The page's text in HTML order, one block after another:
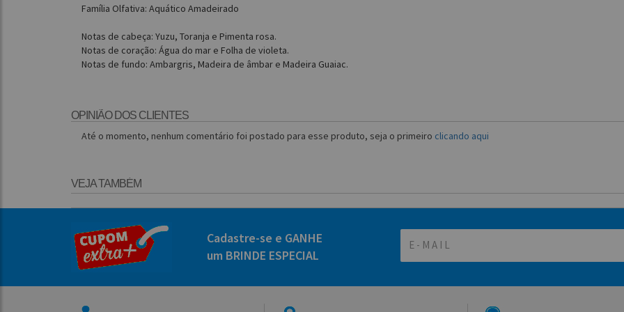
Família Olfativa: Aquático Amadeirado
Notas de cabeça: Yuzu, Toranja e Pimenta rosa.
Notas de coração: Água do mar e Folha de violeta.
Notas de fundo: Ambargris, Madeira de âmbar e Madeira Guaiac.
OPINIÃO DOS CLIENTES
Até o momento, nenhum comentário foi postado para esse produto, seja o primeiro clicando aqui
VEJA TAMBÉM
Cadastre-se e GANHE
um BRINDE ESPECIAL